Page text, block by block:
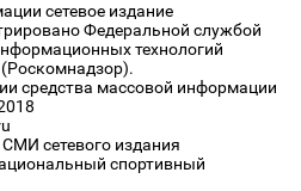
сетевое издание
Федеральной службой
технологий
средства массовой информации
сетевого издания
спортивный